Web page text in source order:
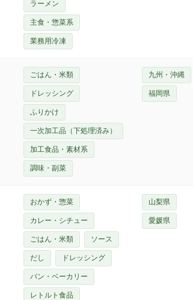
ラーメン
主食・惣菜系
業務用冷凍
ごはん・米類
ドレッシング
ふりかけ
一次加工品（下処理済み）
加工食品・素材系
調味・副菜
九州・沖縄
福岡県
おかず・惣菜
カレー・シチュー
ごはん・米類 ソース
だし ドレッシング
パン・ベーカリー
レトルト食品
山梨県
愛媛県